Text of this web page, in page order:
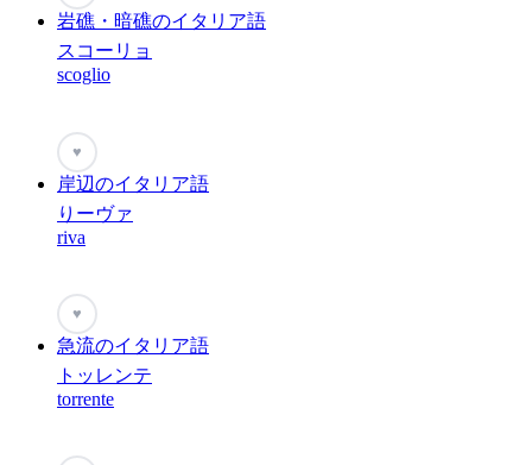
岩礁・暗礁のイタリア語
スコーリョ
scoglio
♥
岸辺のイタリア語
りーヴァ
riva
♥
急流のイタリア語
トッレンテ
torrente